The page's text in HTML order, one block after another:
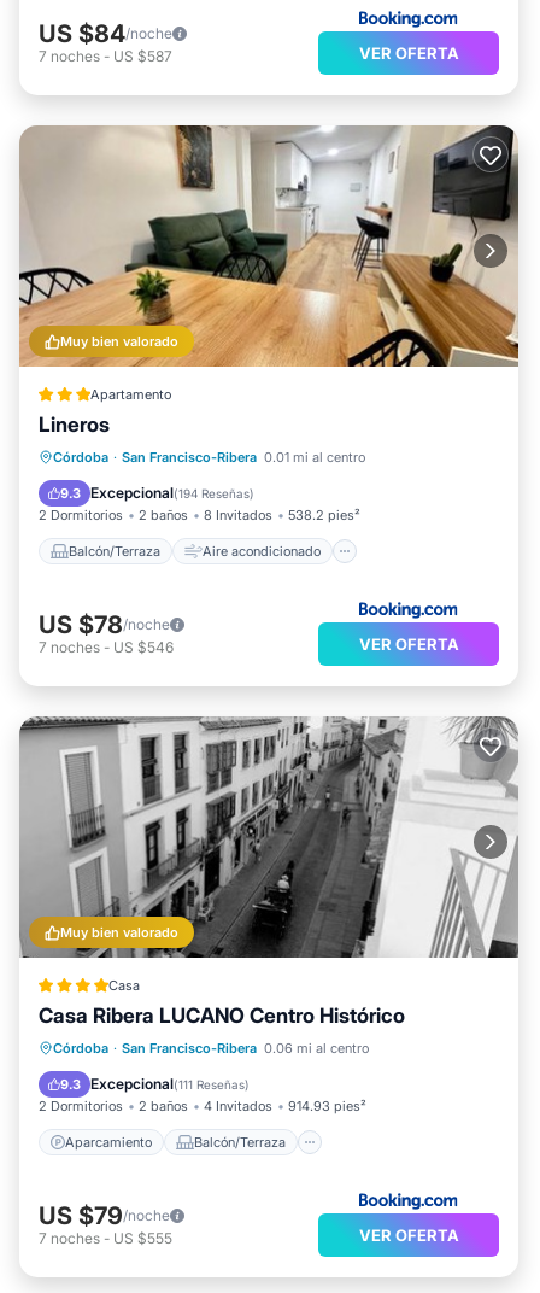
US $84/noche
7 noches - US $587 VER OFERTA
Muy bien valorado
Apartamento
Lineros
Córdoba · San Francisco-Ribera 0.01 mi al centro
9.3 Excepcional(194 Reseñas)
2 Dormitorios 2 baños 8 Invitados 538.2 pies²
Balcón/Terraza Aire acondicionado
Balcón/Terraza
Aire acondicionado
Internet
Se admiten mascotas
US $78/noche
7 noches - US $546 VER OFERTA
Muy bien valorado
Casa
Casa Ribera LUCANO Centro Histórico
Córdoba · San Francisco-Ribera 0.06 mi al centro
9.3 Excepcional(111 Reseñas)
2 Dormitorios 2 baños 4 Invitados 914.93 pies²
Aparcamiento Balcón/Terraza
Aparcamiento
Balcón/Terraza
Aire acondicionado
US $79/noche
7 noches - US $555 VER OFERTA